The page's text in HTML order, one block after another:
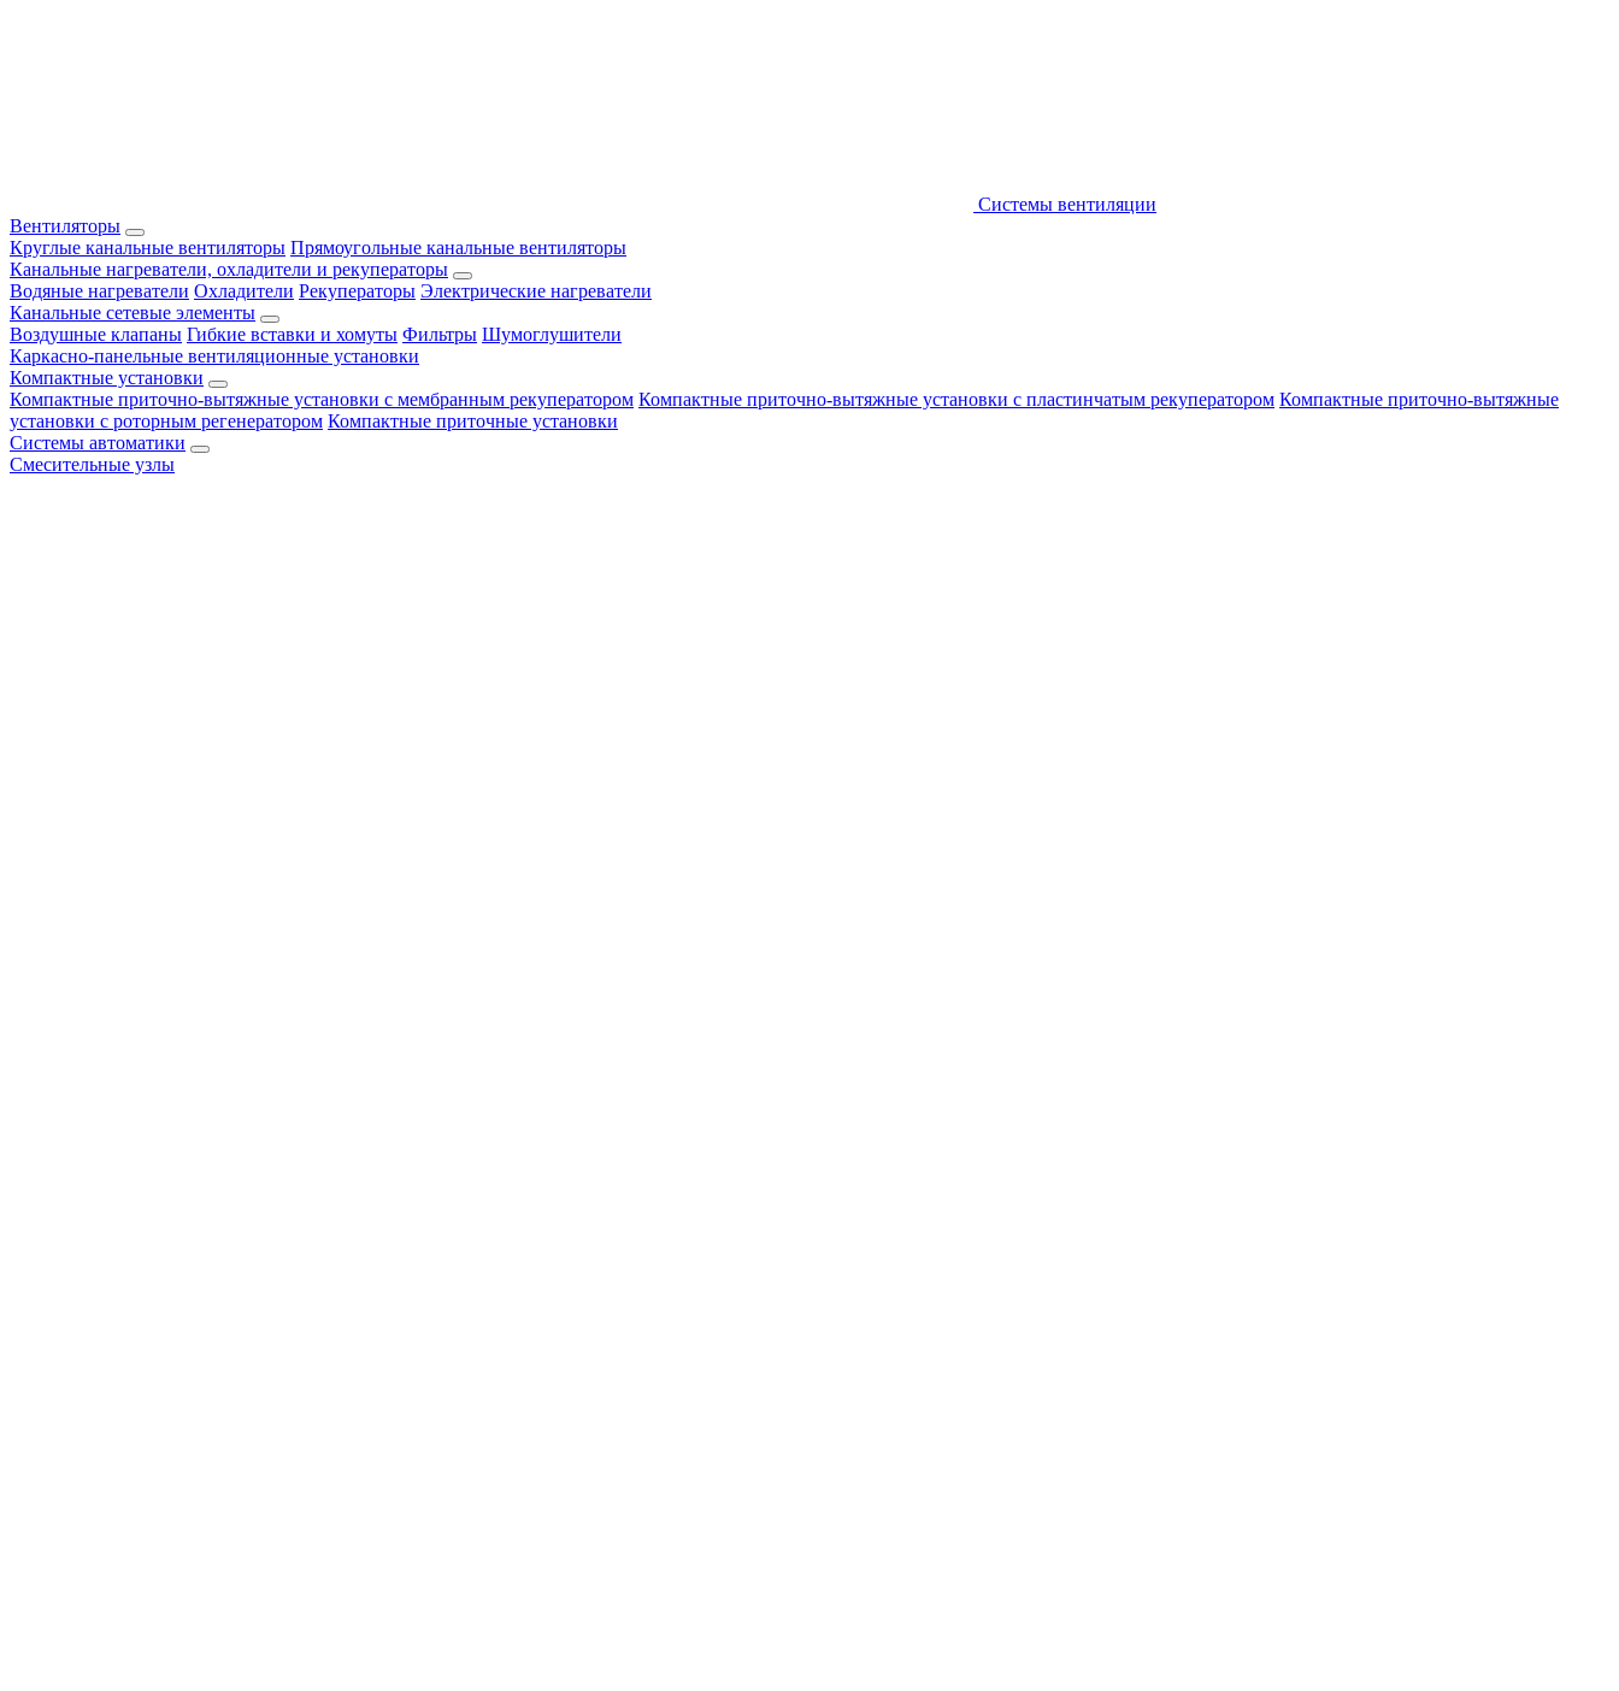
Системы вентиляции
Вентиляторы
Круглые канальные вентиляторы Прямоугольные канальные вентиляторы
Канальные нагреватели, охладители и рекуператоры
Водяные нагреватели Охладители Рекуператоры Электрические нагреватели
Канальные сетевые элементы
Воздушные клапаны Гибкие вставки и хомуты Фильтры Шумоглушители
Каркасно-панельные вентиляционные установки
Компактные установки
Компактные приточно-вытяжные установки с мембранным рекуператором Компактные приточно-вытяжные установки с пластинчатым рекуператором Компактные приточно-вытяжные
установки с роторным регенератором Компактные приточные установки
Системы автоматики
Смесительные узлы